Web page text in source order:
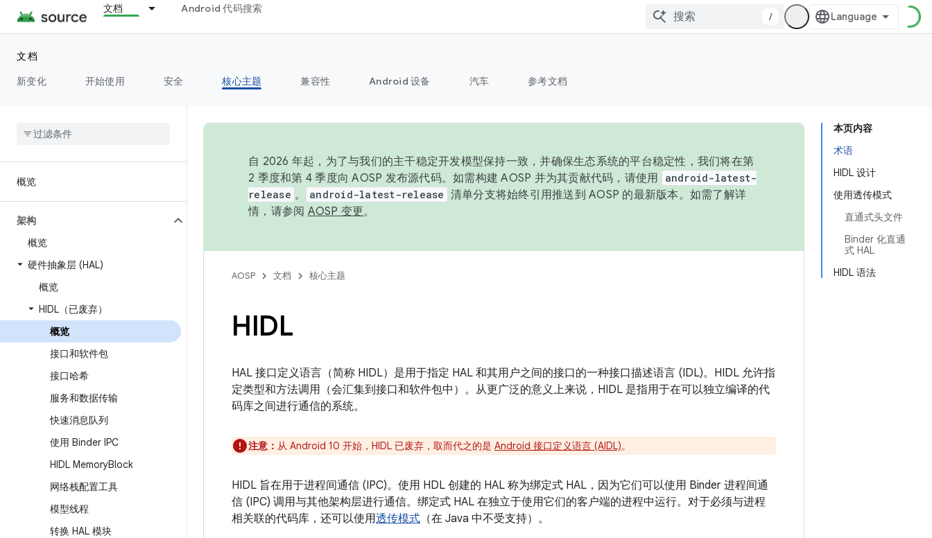
文档 Android 代码搜索
/
文档
新变化
开始使用 安全 核心主题 兼容性 Android 设备 汽车 参考文档
概览
架构
概览
硬件抽象层 (HAL)
概览
HIDL（已废弃）
概览
接口和软件包
接口哈希
服务和数据传输
快速消息队列
使用 Binder IPC
HIDL MemoryBlock
网络栈配置工具
模型线程
转换 HAL 模块
本页内容
术语
HIDL 设计
使用透传模式
直通式头文件
Binder 化直通
式 HAL
HIDL 语法
自 2026 年起，为了与我们的主干稳定开发模型保持一致，并确保生态系统的平台稳定性，我们将在第
2 季度和第 4 季度向 AOSP 发布源代码。如需构建 AOSP 并为其贡献代码，请使用
android-latest-
release 。 android-latest-release 清单分支将始终引用推送到 AOSP 的最新版本。如需了解详
情，请参阅 AOSP 变更。
AOSP 文档 核心主题
HIDL
HAL 接口定义语言（简称 HIDL）是用于指定 HAL 和其用户之间的接口的一种接口描述语言 (IDL)。HIDL 允许指
定类型和方法调用（会汇集到接口和软件包中）。从更广泛的意义上来说，HIDL 是指用于在可以独立编译的代
码库之间进行通信的系统。
注意： 从 Android 10 开始，HIDL 已废弃，取而代之的是 Android 接口定义语言 (AIDL)。
HIDL 旨在用于进程间通信 (IPC)。使用 HDL 创建的 HAL 称为绑定式 HAL，因为它们可以使用 Binder 进程间通
信 (IPC) 调用与其他架构层进行通信。绑定式 HAL 在独立于使用它们的客户端的进程中运行。对于必须与进程
相关联的代码库，还可以使用透传模式 （在 Java 中不受支持）。